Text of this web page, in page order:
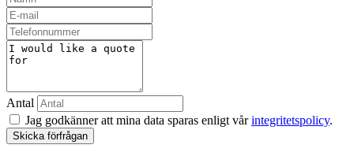
Antal
Jag godkänner att mina data sparas enligt vårintegritetspolicy.
Skicka förfrågan